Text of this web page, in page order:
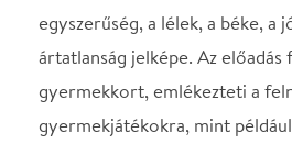
gyermekek fizikai erejüket vetik össze,
versenyszellemet. Az „Adj király
játékra, mely a társadalmi szerepek
hangsúlyozza, fejleszti a stratégiai
valamint fizikai erőnlét növelését